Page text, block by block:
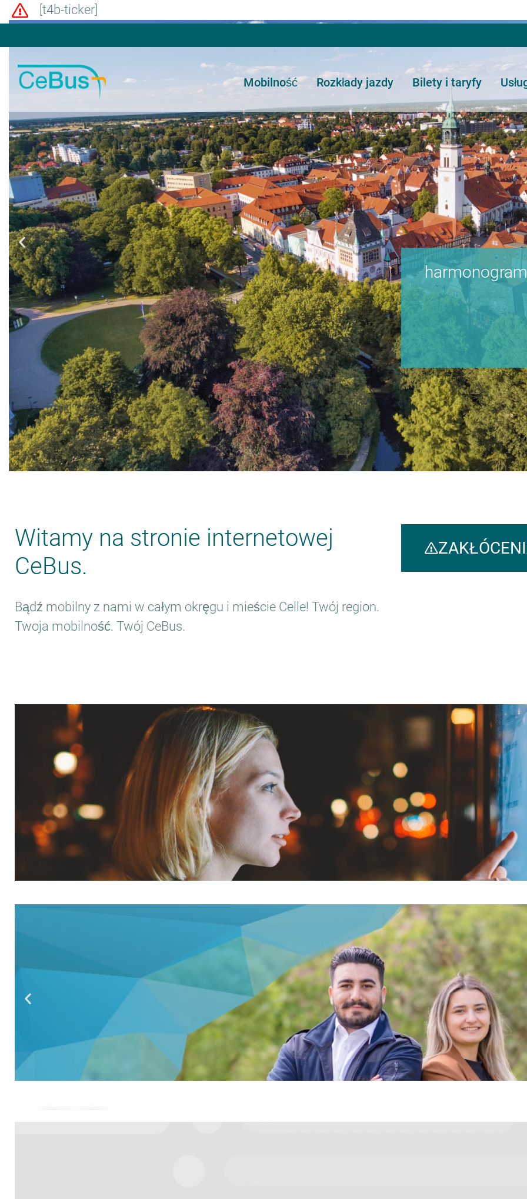
[t4b-ticker]
Mobilność Rozkłady jazdy Bilety i taryfy
Moja mobilność.
Mój CeBus.
Witamy na stronie internetowej
CeBus.
Bądź mobilny z nami w całym okręgu i mieście Celle! Twój region.
Twoja mobilność. Twój CeBus.
USŁUGI AUTOBUSOWE W
GODZINACH WIECZORNYCH
Późna zmiana na liniach 600 i 800
WIĘCEJ INFORMACJI
NA CO